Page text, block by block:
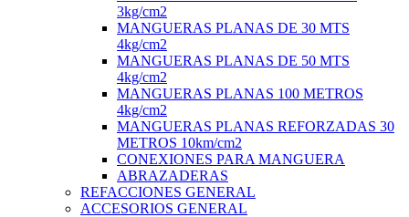
3kg/cm2
MANGUERAS PLANAS DE 30 MTS
4kg/cm2
MANGUERAS PLANAS DE 50 MTS
4kg/cm2
MANGUERAS PLANAS 100 METROS
4kg/cm2
MANGUERAS PLANAS REFORZADAS 30
METROS 10km/cm2
CONEXIONES PARA MANGUERA
ABRAZADERAS
REFACCIONES GENERAL
ACCESORIOS GENERAL